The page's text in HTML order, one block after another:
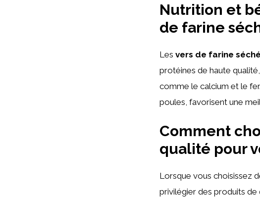
Nutrition et
de farine
Les vers de farine
protéines de haute
comme le calcium et le
poules, favorisent une
Comment
qualité pour
Lorsque vous choisissez
privilégier des produits